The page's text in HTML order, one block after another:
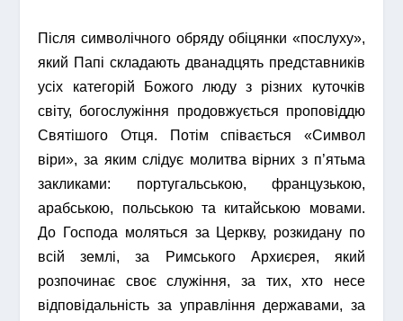
Після символічного обряду обіцянки «послуху»,
який Папі складають дванадцять представників
усіх категорій Божого люду з різних куточків
світу, богослужіння продовжується проповіддю
Святішого Отця. Потім співається «Символ
віри», за яким слідує молитва вірних з п’ятьма
закликами: португальською, французькою,
арабською, польською та китайською мовами.
До Господа моляться за Церкву, розкидану по
всій землі, за Римського Архиєрея, який
розпочинає своє служіння, за тих, хто несе
відповідальність за управління державами, за